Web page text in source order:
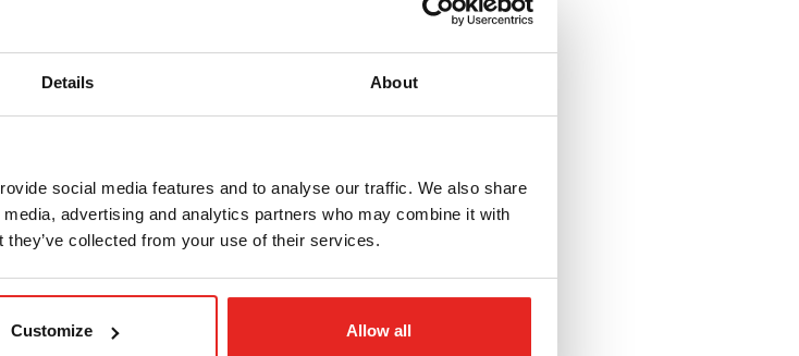
Details About
social media features and to analyse our traffic. We also share
advertising and analytics partners who may combine it with
collected from your use of their services.
Customize Allow all
IBO.10 – Óleo de corte para aço carbono
Óleo de corte universal que oferece excelente